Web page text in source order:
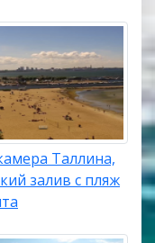
Таллина,
залив с пляж